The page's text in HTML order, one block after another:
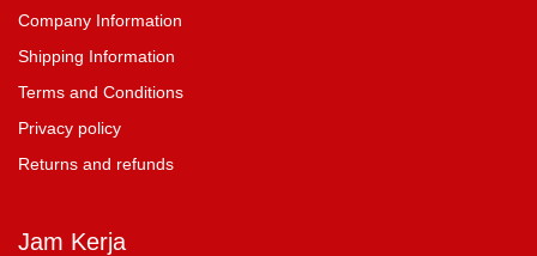
Company Information
Shipping Information
Terms and Conditions
Privacy policy
Returns and refunds
Jam Kerja